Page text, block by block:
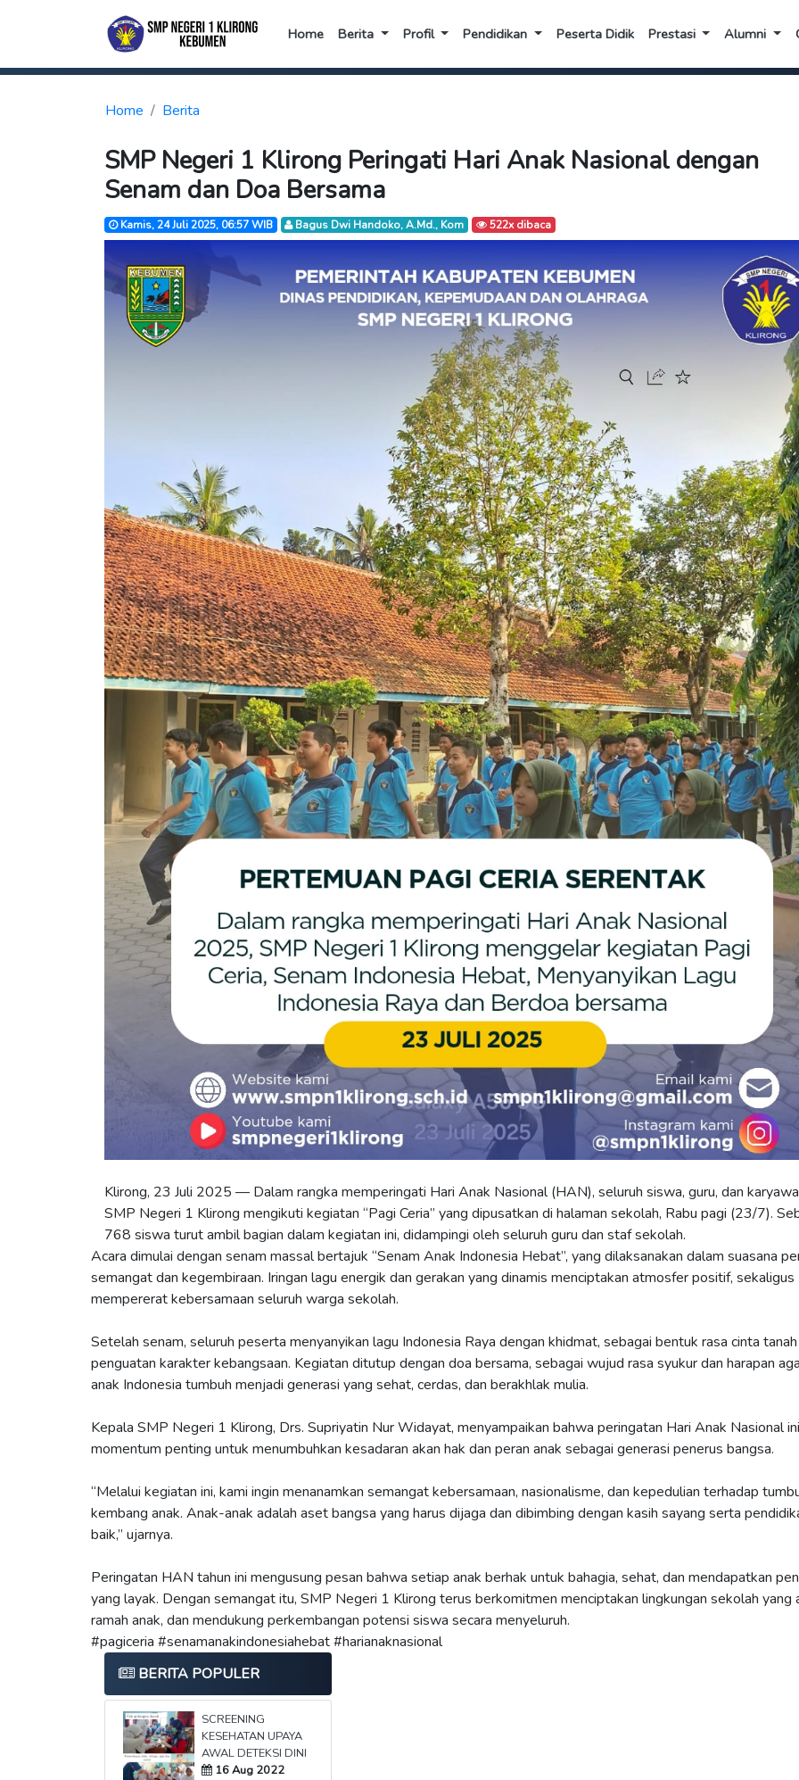
Home Berita Profil Pendidikan Peserta Didik Prestasi Alumni
Home Berita
SMP Negeri 1 Klirong Peringati Hari Anak Nasional dengan
Senam dan Doa Bersama
Kamis, 24 Juli 2025, 06:57 WIB Bagus Dwi Handoko, A.Md., Kom 522x dibaca
Klirong, 23 Juli 2025 — Dalam rangka memperingati Hari Anak Nasional (HAN), seluruh siswa, guru, dan
SMP Negeri 1 Klirong mengikuti kegiatan “Pagi Ceria” yang dipusatkan di halaman sekolah, Rabu pagi (23/7).
768 siswa turut ambil bagian dalam kegiatan ini, didampingi oleh seluruh guru dan staf sekolah.
Acara dimulai dengan senam massal bertajuk “Senam Anak Indonesia Hebat”, yang dilaksanakan dalam suasana
semangat dan kegembiraan. Iringan lagu energik dan gerakan yang dinamis menciptakan atmosfer positif, sekaligus
mempererat kebersamaan seluruh warga sekolah.
Setelah senam, seluruh peserta menyanyikan lagu Indonesia Raya dengan khidmat, sebagai bentuk rasa cinta
penguatan karakter kebangsaan. Kegiatan ditutup dengan doa bersama, sebagai wujud rasa syukur dan harapan
anak Indonesia tumbuh menjadi generasi yang sehat, cerdas, dan berakhlak mulia.
Kepala SMP Negeri 1 Klirong, Drs. Supriyatin Nur Widayat, menyampaikan bahwa peringatan Hari Anak Nasional
momentum penting untuk menumbuhkan kesadaran akan hak dan peran anak sebagai generasi penerus bangsa.
“Melalui kegiatan ini, kami ingin menanamkan semangat kebersamaan, nasionalisme, dan kepedulian terhadap
kembang anak. Anak-anak adalah aset bangsa yang harus dijaga dan dibimbing dengan kasih sayang serta
baik,” ujarnya.
Peringatan HAN tahun ini mengusung pesan bahwa setiap anak berhak untuk bahagia, sehat, dan mendapatkan
yang layak. Dengan semangat itu, SMP Negeri 1 Klirong terus berkomitmen menciptakan lingkungan sekolah yang
ramah anak, dan mendukung perkembangan potensi siswa secara menyeluruh.
#pagiceria #senamanakindonesiahebat #harianaknasional
BERITA POPULER
SCREENING
KESEHATAN UPAYA
AWAL DETEKSI DINI
16 Aug 2022